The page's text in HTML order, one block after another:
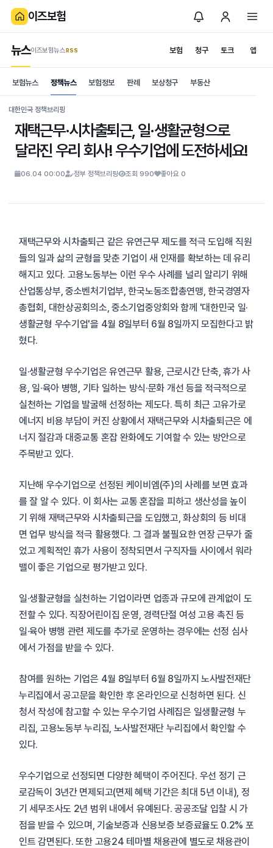
이즈보험
보험 청구
뉴스이즈보험뉴스.RSS 토크 앱
is보험
News
보험뉴스 정책뉴스 보험정보 판례 보상청구 부동산
대한민국 정책브리핑
재택근무·시차출퇴근, 일·생활균형으로
달라진 우리 회사! 우수기업에 도전하세요!
06.04 00:00 정부 정책브리핑 조회 990 좋아요 0
재택근무와 시차출퇴근 같은 유연근무 제도를 적극 도입해 직원
들의 일과 삶의 균형을 맞춘 기업이 새 인재를 확보하는 데 유리
해지고 있다. 고용노동부는 이런 우수 사례를 널리 알리기 위해
산업통상부, 중소벤처기업부, 한국노동조합총연맹, 한국경영자
총협회, 대한상공회의소, 중소기업중앙회와 함께 '대한민국 일·
생활균형 우수기업'을 4월 8일부터 6월 8일까지 모집한다고 밝
혔다.
일·생활균형 우수기업은 유연근무 활용, 근로시간 단축, 휴가 사
용, 일·육아 병행, 기타 일하는 방식·문화 개선 등을 적극적으로
실천하는 기업을 발굴해 선정하는 제도다. 특히 최근 고유가로
에너지 비용 부담이 커진 상황에서 재택근무와 시차출퇴근은 에
너지 절감과 대중교통 혼잡 완화에도 기여할 수 있는 방안으로
주목받고 있다.
지난해 우수기업으로 선정된 케이비엠(주)의 사례를 보면 효과
를 잘 알 수 있다. 이 회사는 교통 혼잡을 피하고 생산성을 높이
기 위해 재택근무와 시차출퇴근을 도입했고, 화상회의 등 비대
면 업무 방식을 적극 활용했다. 그 결과 불필요한 연장 근무가 줄
었고 계획적인 휴가 사용이 정착되면서 구직자들 사이에서 워라
밸이 좋은 기업으로 평가받고 있다.
일·생활균형을 실천하는 기업이라면 업종과 규모에 관계없이 도
전할 수 있다. 직장어린이집 운영, 경력단절 여성 고용 촉진 등
일·육아 병행 관련 제도를 추가로 운영하는 경우에는 선정 심사
에서 가점을 받을 수 있다.
참여를 원하는 기업은 4월 8일부터 6월 8일까지 노사발전재단
누리집에서 공고문을 확인한 후 온라인으로 신청하면 된다. 신
청서 작성에 참고할 수 있는 우수기업 사례집은 일생활균형 누
리집, 고용노동부 누리집, 노사발전재단 누리집에서 확인할 수
있다.
우수기업으로 선정되면 다양한 혜택이 주어진다. 우선 정기 근
로감독이 3년간 면제되고(면제 혜택 기간은 최대 5년 이내), 정
기 세무조사도 2년 범위 내에서 유예된다. 공공조달 입찰 시 가
점을 받을 수 있으며, 기술보증과 신용보증 보증료율도 0.2% 포
인트 감면된다. 또한 고용24 테마별 채용관에 별도로 채용관이